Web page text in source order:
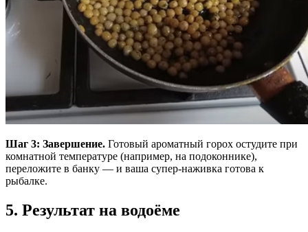
Шаг 3: Завершение. Готовый ароматный горох остудите при
комнатной температуре (например, на подоконнике),
переложите в банку — и ваша супер-наживка готова к
рыбалке.
5. Результат на водоёме